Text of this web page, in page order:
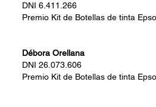
DNI 6.411.266
Premio Kit de Botellas de tinta
Débora Orellana
DNI 26.073.606
Premio Kit de Botellas de tinta